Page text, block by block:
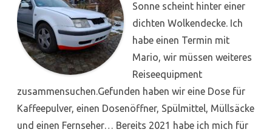
Sonne scheint hinter einer
dichten Wolkendecke. Ich
habe einen Termin mit
Mario, wir müssen weiteres
Reiseequipment
zusammensuchen.Gefunden haben wir eine Dose für
Kaffeepulver, einen Dosenöffner, Spülmittel, Müllsäcke
und einen Fernseher… Bereits 2021 habe ich mich für